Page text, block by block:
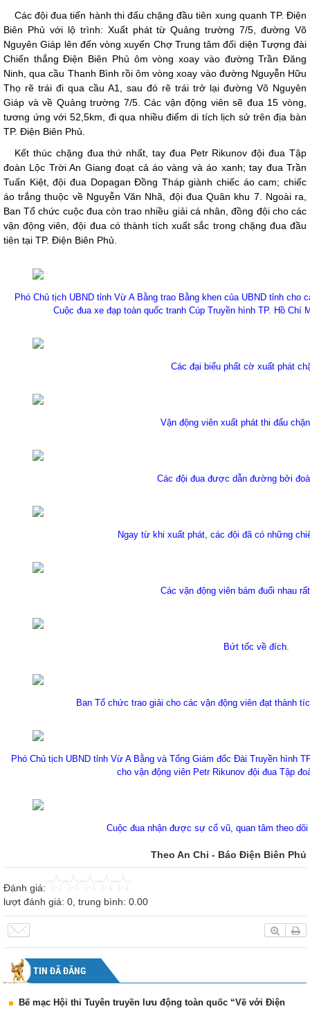
Các đội đua tiến hành thi đấu chặng đầu tiên xung quanh TP. Điện
Biên Phủ với lộ trình: Xuất phát từ Quảng trường 7/5, đường Võ
Nguyên Giáp lên đến vòng xuyến Chợ Trung tâm đối diện Tượng đài
Chiến thắng Điện Biên Phủ ôm vòng xoay vào đường Trần Đăng
Ninh, qua cầu Thanh Bình rồi ôm vòng xoay vào đường Nguyễn Hữu
Thọ rẽ trái đi qua cầu A1, sau đó rẽ trái trở lại đường Võ Nguyên
Giáp và về Quảng trường 7/5. Các vận động viên sẽ đua 15 vòng,
tương ứng với 52,5km, đi qua nhiều điểm di tích lịch sử trên địa bàn
TP. Điện Biên Phủ.
Kết thúc chặng đua thứ nhất, tay đua Petr Rikunov đội đua Tập
đoàn Lộc Trời An Giang đoạt cả áo vàng và áo xanh; tay đua Trần
Tuấn Kiệt, đội đua Dopagan Đồng Tháp giành chiếc áo cam; chiếc
áo trắng thuộc về Nguyễn Văn Nhã, đội đua Quân khu 7. Ngoài ra,
Ban Tổ chức cuộc đua còn trao nhiều giải cá nhân, đồng đội cho các
vận động viên, đội đua có thành tích xuất sắc trong chặng đua đầu
tiên tại TP. Điện Biên Phủ.
Phó Chủ tịch UBND tỉnh Vừ A Bằng trao Bằng khen của UBND tỉnh
Cuộc đua xe đạp toàn quốc tranh Cúp Truyền hình TP. Hồ Chí
Các đại biểu phất cờ xuất phát
Vận động viên xuất phát thi đấu
Các đội đua được dẫn đường bởi
Ngay từ khi xuất phát, các đội đã có những
Các vận động viên bám đuổi nhau
Bứt tốc về đích.
Ban Tổ chức trao giải cho các vận động viên đạt thành
Phó Chủ tịch UBND tỉnh Vừ A Bằng và Tổng Giám đốc Đài Truyền hình
cho vận động viên Petr Rikunov đội đua Tập
Cuộc đua nhận được sự cổ vũ, quan tâm theo
Theo An Chi - Báo Điện Biên Phủ
Đánh giá:
lượt đánh giá: 0, trung bình: 0.00
TIN ĐÃ ĐĂNG
Bế mạc Hội thi Tuyên truyền lưu động toàn quốc “Về với Điện